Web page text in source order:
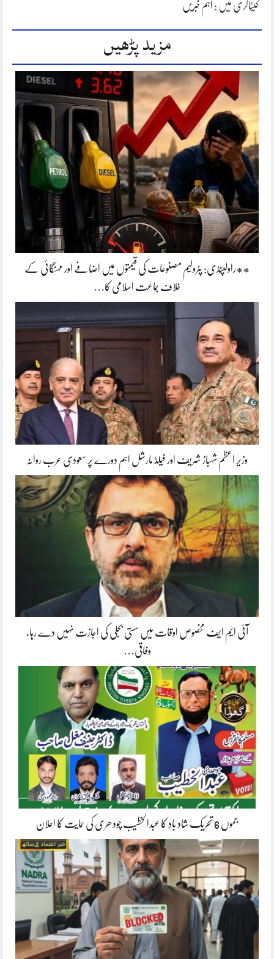
کیٹاگری میں : اہم خبریں
مزید پڑھیں
**راولپنڈی: پٹرولیم مصنوعات کی قیمتوں میں اضافے اور مہنگائی کے
خلاف جماعت اسلامی کا…
وزیر اعظم شہباز شریف اور فیلڈ مارشل اہم دورے پر سعودی عرب روانہ
آئی ایم ایف مخصوص اوقات میں سستی بجلی کی اجازت نہیں دے رہا،
وفاقی…
جموں 6 تحریک شاد باد کا عبدالخطیب چودھری کی حمایت کا اعلان